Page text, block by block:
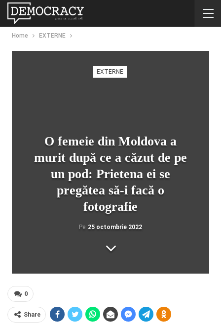
Home EXTERNE
EXTERNE
O femeie din Moldova a
murit după ce a căzut de pe
un pod: Prietena ei se
pregătea să-i facă o
fotografie
Pe 25 octombrie 2022
0
Share